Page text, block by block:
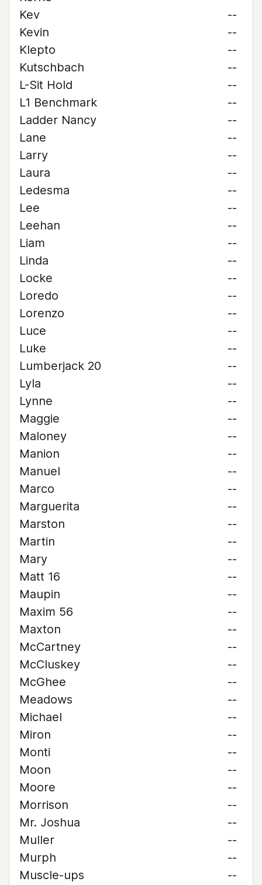
Kev
--
Kevin
--
Klepto
--
Kutschbach
--
L-Sit Hold
--
L1 Benchmark
--
Ladder Nancy
--
Lane
--
Larry
--
Laura
--
Ledesma
--
Lee
--
Leehan
--
Liam
--
Linda
--
Locke
--
Loredo
--
Lorenzo
--
Luce
--
Luke
--
Lumberjack 20
--
Lyla
--
Lynne
--
Maggie
--
Maloney
--
Manion
--
Manuel
--
Marco
--
Marguerita
--
Marston
--
Martin
--
Mary
--
Matt 16
--
Maupin
--
Maxim 56
--
Maxton
--
McCartney
--
McCluskey
--
McGhee
--
Meadows
--
Michael
--
Miron
--
Monti
--
Moon
--
Moore
--
Morrison
--
Mr. Joshua
--
Muller
--
Murph
--
Muscle-ups
--